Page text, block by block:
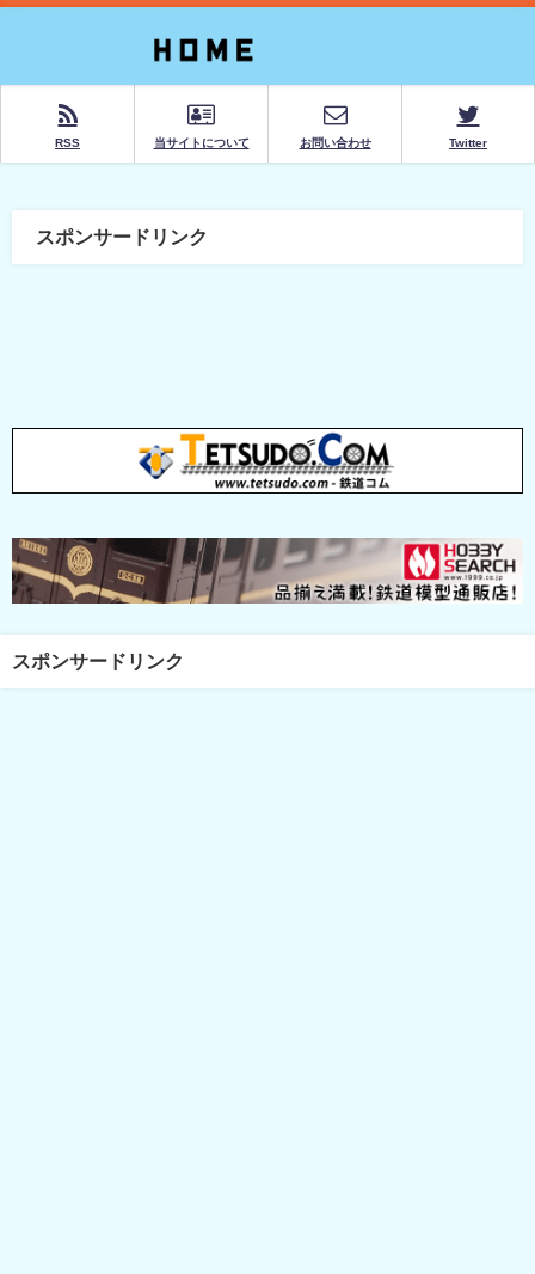
RSS 当サイトについて お問い合わせ Twitter
スポンサードリンク
スポンサードリンク